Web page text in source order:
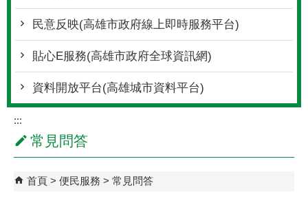
民意反映(高雄市政府線上即時服務平台)
貼心E服務(高雄市政府全球資訊網)
資料開放平台(高雄城市資料平台)
:::
常見問答
首頁 便民服務 常見問答